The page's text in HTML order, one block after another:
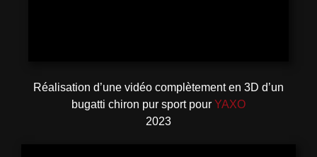
Réalisation d’une vidéo complètement en 3D d’un
bugatti chiron pur sport pour YAXO
2023